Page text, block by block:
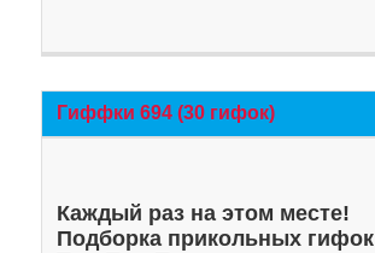
Гиффки 694 (30 гифок)
Каждый раз на этом месте!
Подборка прикольных гифок